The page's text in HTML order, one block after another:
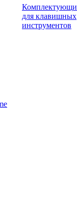
для клавишных
инструментов